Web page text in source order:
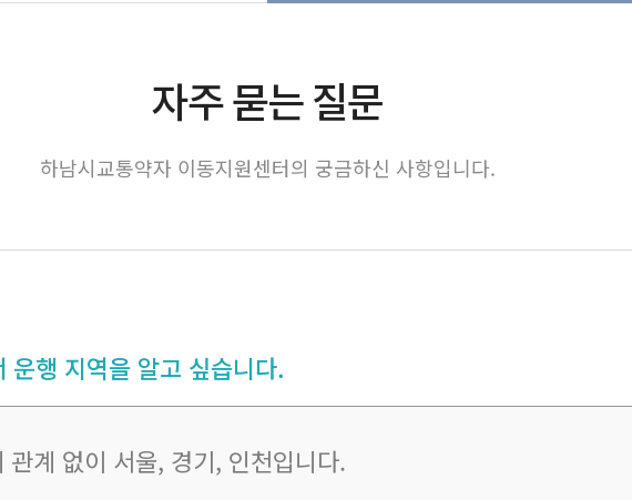
자주 묻는 질문
하남시교통약자 이동지원센터의 궁금하신 사항입니다.
운행 지역을 알고 싶습니다.
계 없이 서울, 경기, 인천입니다.